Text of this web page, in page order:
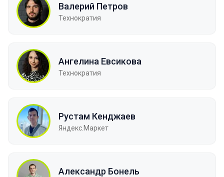
Валерий Петров
Технократия
Ангелина Евсикова
Технократия
Рустам Кенджаев
Яндекс.Маркет
Александр Бонель